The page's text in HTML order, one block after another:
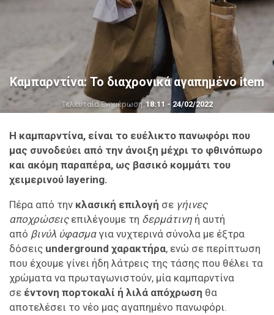
Καμπαρντίνα: Το διαχρονικά αγαπημένο item
Τελευταία Ενημέρωση18:11 - 24/02/2022
Η καμπαρντίνα, είναι το ευέλικτο πανωφόρι που
μας συνοδεύει από την άνοιξη μέχρι το φθινόπωρο
και ακόμη παραπέρα, ως βασικό κομμάτι του
χειμερινού layering.
Πέρα από την κλασική επιλογή σε γήινες
αποχρώσειςεπιλέγουμε τη δερμάτινη ή αυτή
από βινύλ ύφασμαγια νυχτερινά σύνολα με έξτρα
δόσεις underground χαρακτήρα, ενώ σε περίπτωση
που έχουμε γίνει ήδη λάτρεις της τάσης που θέλει τα
χρώματα να πρωταγωνιστούν, μία καμπαρντίνα
σε έντονη πορτοκαλί ή λιλά απόχρωση θα
αποτελέσει το νέο μας αγαπημένο πανωφόρι.